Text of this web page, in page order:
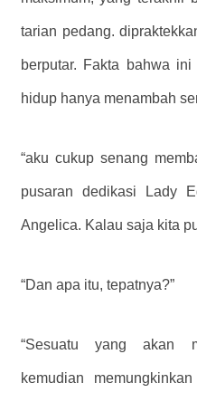
tarian pedang.
berputar. Fakta bahwa
hidup hanya menambah
“aku cukup senang
pusaran dedikasi Lady
Angelica. Kalau saja kita
“Dan apa itu, tepatnya?”
“Sesuatu yang akan
kemudian